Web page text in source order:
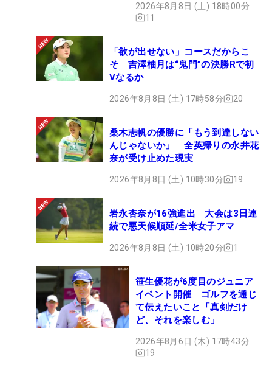
2026年8月8日 (土) 18時00分
11
「欲が出せない」コースだからこ
そ 吉澤柚月は“鬼門”の決勝Rで初
Vなるか
2026年8月8日 (土) 17時58分 20
桑木志帆の優勝に「もう到達しない
んじゃないか」 全英帰りの永井花
奈が受け止めた現実
2026年8月8日 (土) 10時30分 19
岩永杏奈が16強進出 大会は3日連
続で悪天候順延/全米女子アマ
2026年8月8日 (土) 10時20分 1
笹生優花が6度目のジュニア
イベント開催 ゴルフを通じ
て伝えたいこと「真剣だけ
ど、それを楽しむ」
2026年8月6日 (木) 17時43分
19